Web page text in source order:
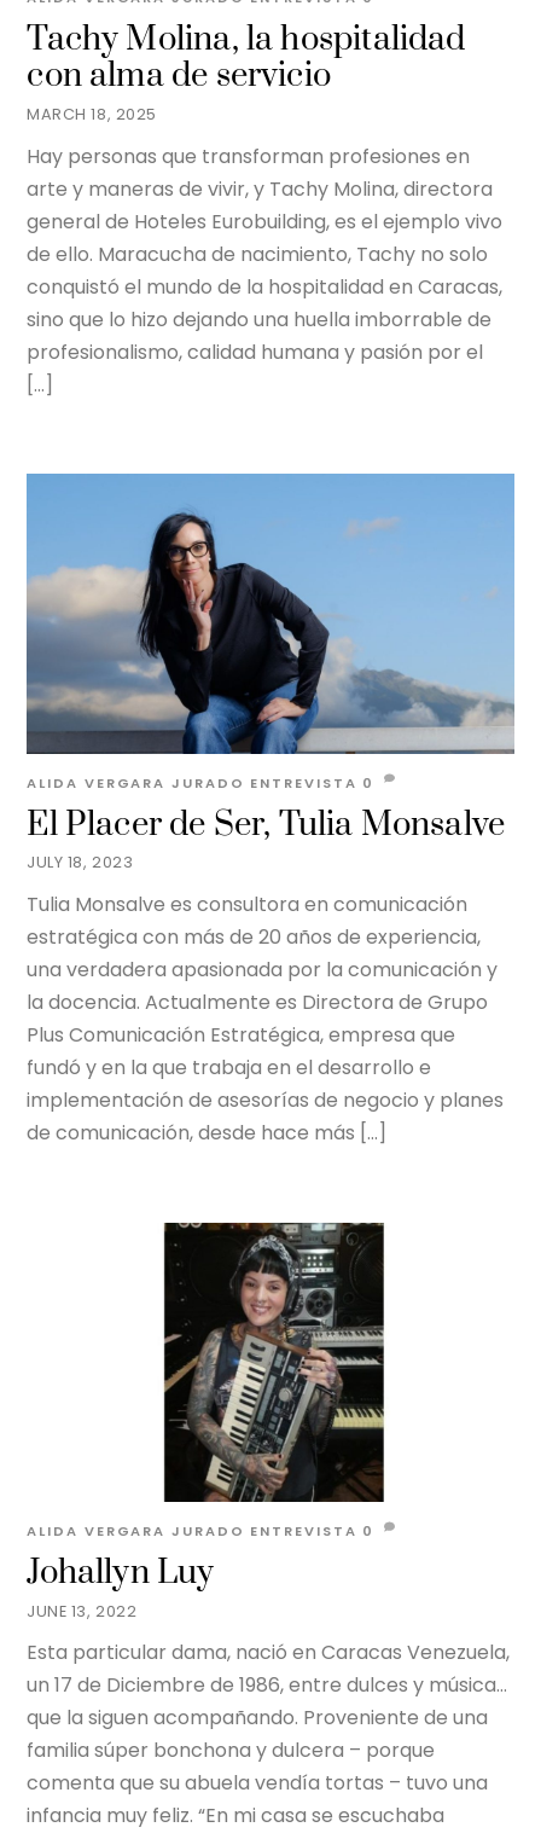
MARCH 18, 2025
Tachy Molina, la hospitalidad
con alma de servicio
Hay personas que transforman profesiones en
arte y maneras de vivir, y Tachy Molina, directora
general de Hoteles Eurobuilding, es el ejemplo vivo
de ello. Maracucha de nacimiento, Tachy no solo
conquistó el mundo de la hospitalidad en Caracas,
sino que lo hizo dejando una huella imborrable de
profesionalismo, calidad humana y pasión por el
[…]
JULY 18, 2023
El Placer de Ser, Tulia Monsalve
ALIDA VERGARA JURADO ENTREVISTA 0
Tulia Monsalve es consultora en comunicación
estratégica con más de 20 años de experiencia,
una verdadera apasionada por la comunicación y
la docencia. Actualmente es Directora de Grupo
Plus Comunicación Estratégica, empresa que
fundó y en la que trabaja en el desarrollo e
implementación de asesorías de negocio y planes
de comunicación, desde hace más […]
JUNE 13, 2022
Johallyn Luy
ALIDA VERGARA JURADO ENTREVISTA 0
Esta particular dama, nació en Caracas Venezuela,
un 17 de Diciembre de 1986, entre dulces y música…
que la siguen acompañando. Proveniente de una
familia súper bonchona y dulcera – porque
comenta que su abuela vendía tortas – tuvo una
infancia muy feliz. “En mi casa se escuchaba